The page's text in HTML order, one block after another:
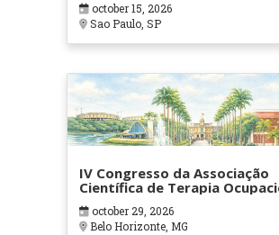
october 15, 2026
Sao Paulo, SP
IV Congresso da Associação
Científica de Terapia
em Contextos Hospitalares e
Cuidados Paliativos -
october 29, 2026
Belo Horizonte, MG